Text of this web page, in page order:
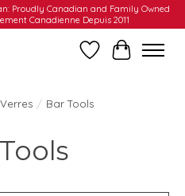
Proudly Canadian and Family Owned
Canadienne Depuis 2011
Liste dePanier
/ Bar Tools